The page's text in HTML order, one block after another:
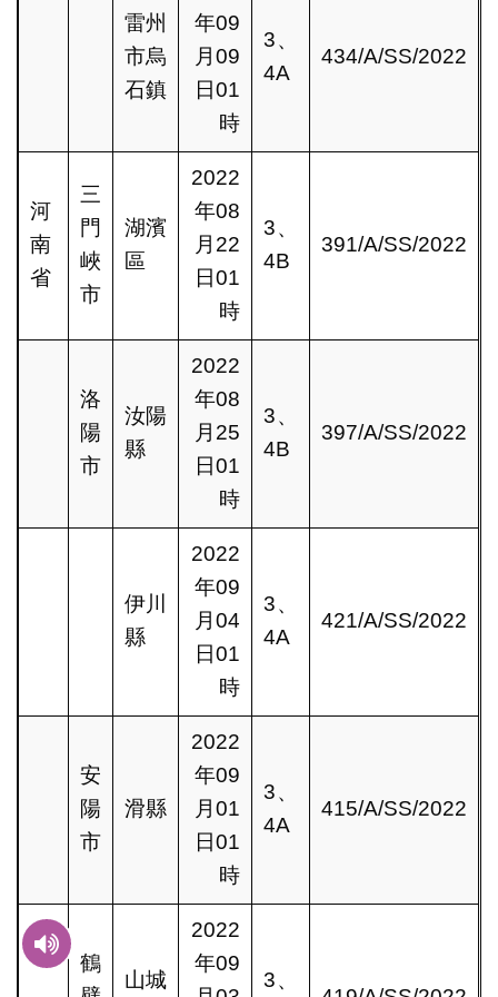
雷州
市烏
石鎮
年09
月09
日01
時
3、
4A
434/A/SS/2022
河
南
省
三
門
峽
市
湖濱
區
2022
年08
月22
日01
時
3、
4B
391/A/SS/2022
洛
陽
市
汝陽
縣
2022
年08
月25
日01
時
3、
4B
397/A/SS/2022
伊川
縣
2022
年09
月04
日01
時
3、
4A
421/A/SS/2022
安
陽
市
滑縣
2022
年09
月01
日01
時
3、
4A
415/A/SS/2022
鶴
山城
2022
年09
3、